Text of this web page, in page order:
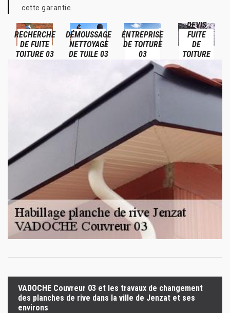
cette garantie.
RECHERCHE
DE FUITE
TOITURE 03
DÉMOUSSAGE
NETTOYAGE
DE TUILE 03
ENTREPRISE
DE TOITURE
03
DEVIS
FUITE
DE
TOITURE
VADOCHE Couvreur 03 et les travaux de changement
des planches de rive dans la ville de Jenzat et ses
environs